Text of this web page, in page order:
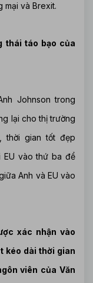
mại và Brexit.
thái táo bạo của
Johnson trong
lại cho thị trường
thời gian tốt đẹp
vào thứ ba để
Anh và EU vào
xác nhận vào
kéo dài thời gian
viên của Văn